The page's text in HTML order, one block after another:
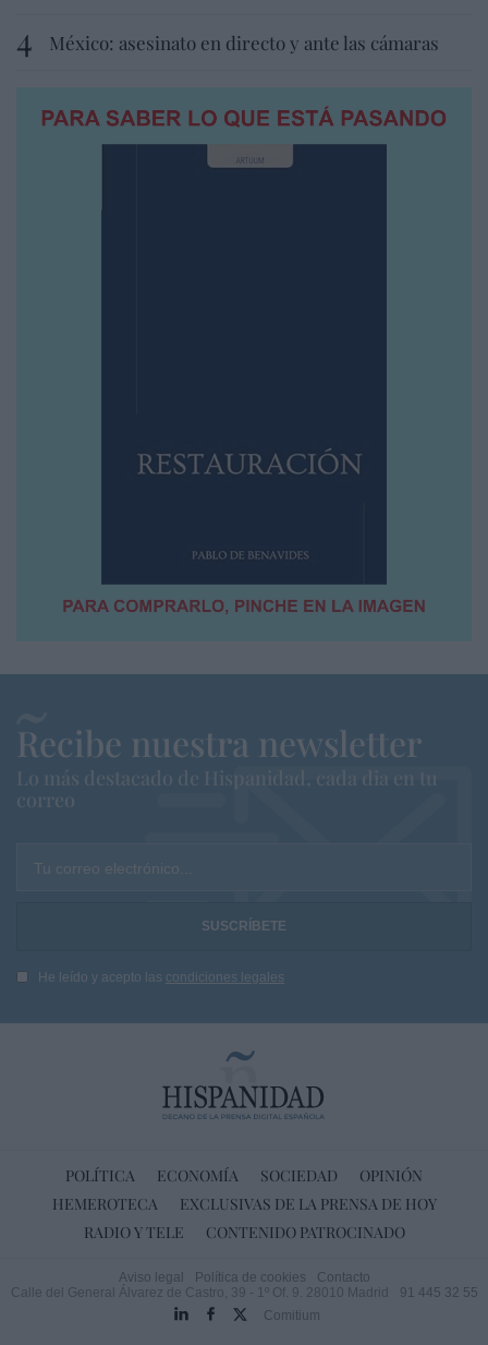
México: asesinato en directo y ante las cámaras
Recibe nuestra newsletter
Lo más destacado de Hispanidad, cada dia en tu
correo
Tu correo electrónico...
He leído y acepto las condiciones legales
POLÍTICA ECONOMÍA SOCIEDAD
OPINIÓN
HEMEROTECA
EXCLUSIVAS DE LA PRENSA DE HOY
RADIO Y TELE
CONTENIDO PATROCINADO
Aviso legal Política de cookies
Contacto
Calle del General Álvarez de Castro, 39 - 1º Of. 9. 28010 Madrid
91 445 32 55
Comitium